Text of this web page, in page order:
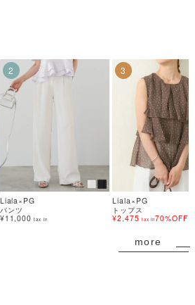
2
Liala×PG
パンツ
¥11,000 tax in
3
Liala×PG
トップス
¥2,475 tax in70%OFF
more